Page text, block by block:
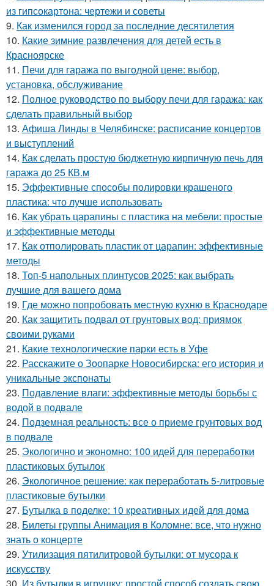
из гипсокартона: чертежи и советы
9. Как изменился город за последние десятилетия
10. Какие зимние развлечения для детей есть в
Красноярске
11. Печи для гаража по выгодной цене: выбор,
установка, обслуживание
12. Полное руководство по выбору печи для гаража: как
сделать правильный выбор
13. Афиша Линды в Челябинске: расписание концертов
и выступлений
14. Как сделать простую бюджетную кирпичную печь для
гаража до 25 КВ.м
15. Эффективные способы полировки крашеного
пластика: что лучше использовать
16. Как убрать царапины с пластика на мебели: простые
и эффективные методы
17. Как отполировать пластик от царапин: эффективные
методы
18. Топ-5 напольных плинтусов 2025: как выбрать
лучшие для вашего дома
19. Где можно попробовать местную кухню в Краснодаре
20. Как защитить подвал от грунтовых вод: приямок
своими руками
21. Какие технологические парки есть в Уфе
22. Расскажите о Зоопарке Новосибирска: его история и
уникальные экспонаты
23. Подавление влаги: эффективные методы борьбы с
водой в подвале
24. Подземная реальность: все о приеме грунтовых вод
в подвале
25. Экологично и экономно: 100 идей для переработки
пластиковых бутылок
26. Экологичное решение: как переработать 5-литровые
пластиковые бутылки
27. Бутылка в поделке: 10 креативных идей для дома
28. Билеты группы Анимация в Коломне: все, что нужно
знать о концерте
29. Утилизация пятилитровой бутылки: от мусора к
искусству